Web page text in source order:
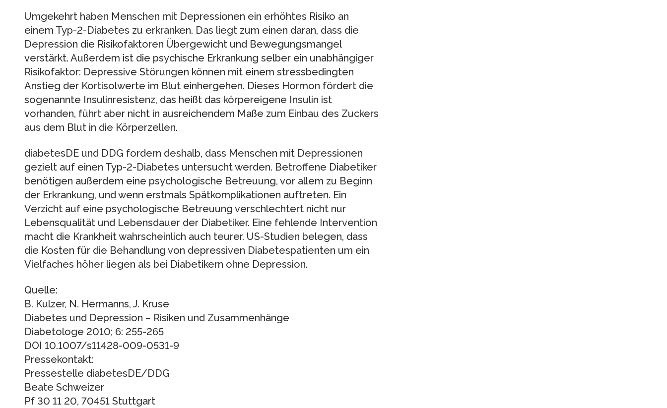
Umgekehrt haben Menschen mit Depressionen ein erhöhtes Risiko an
einem Typ-2-Diabetes zu erkranken. Das liegt zum einen daran, dass die
Depression die Risikofaktoren Übergewicht und Bewegungsmangel
verstärkt. Außerdem ist die psychische Erkrankung selber ein unabhängiger
Risikofaktor: Depressive Störungen können mit einem stressbedingten
Anstieg der Kortisolwerte im Blut einhergehen. Dieses Hormon fördert die
sogenannte Insulinresistenz, das heißt das körpereigene Insulin ist
vorhanden, führt aber nicht in ausreichendem Maße zum Einbau des Zuckers
aus dem Blut in die Körperzellen.
diabetesDE und DDG fordern deshalb, dass Menschen mit Depressionen
gezielt auf einen Typ-2-Diabetes untersucht werden. Betroffene Diabetiker
benötigen außerdem eine psychologische Betreuung, vor allem zu Beginn
der Erkrankung, und wenn erstmals Spätkomplikationen auftreten. Ein
Verzicht auf eine psychologische Betreuung verschlechtert nicht nur
Lebensqualität und Lebensdauer der Diabetiker. Eine fehlende Intervention
macht die Krankheit wahrscheinlich auch teurer. US-Studien belegen, dass
die Kosten für die Behandlung von depressiven Diabetespatienten um ein
Vielfaches höher liegen als bei Diabetikern ohne Depression.
Quelle:
B. Kulzer, N. Hermanns, J. Kruse
Diabetes und Depression – Risiken und Zusammenhänge
Diabetologe 2010; 6: 255-265
DOI 10.1007/s11428-009-0531-9
Pressekontakt:
Pressestelle diabetesDE/DDG
Beate Schweizer
Pf 30 11 20, 70451 Stuttgart